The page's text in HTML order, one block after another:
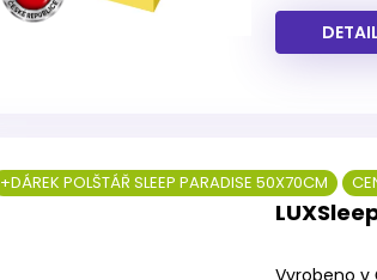
DETAIL
hodnocení
+DÁREK POLŠTÁŘ SLEEP PARADISE 50X70CM
Vyrobeno v